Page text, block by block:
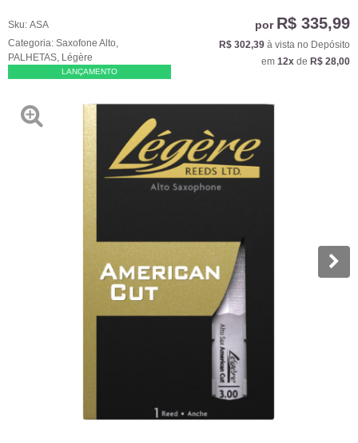
Sku: ASA
Categoria: Saxofone Alto
PALHETAS Légère
LANÇAMENTO
por R$ 335,99
R$ 302,39 à vista no Depósito
em 12x de R$ 28,00